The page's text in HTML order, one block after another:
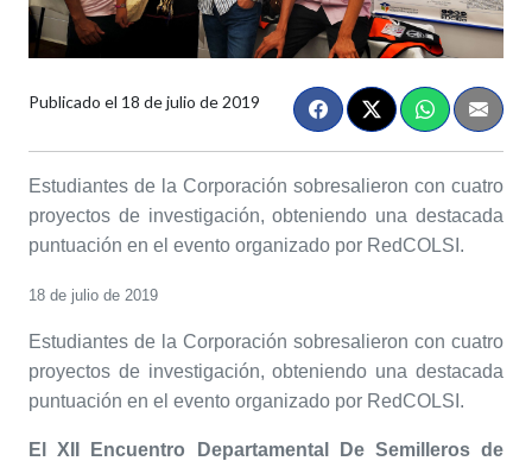
Publicado el 18 de julio de 2019
Estudiantes de la Corporación sobresalieron con cuatro
proyectos de investigación, obteniendo una destacada
puntuación en el evento organizado por RedCOLSI.
18 de julio de 2019
Estudiantes de la Corporación sobresalieron con cuatro
proyectos de investigación, obteniendo una destacada
puntuación en el evento organizado por RedCOLSI .
El XII Encuentro Departamental De Semilleros de